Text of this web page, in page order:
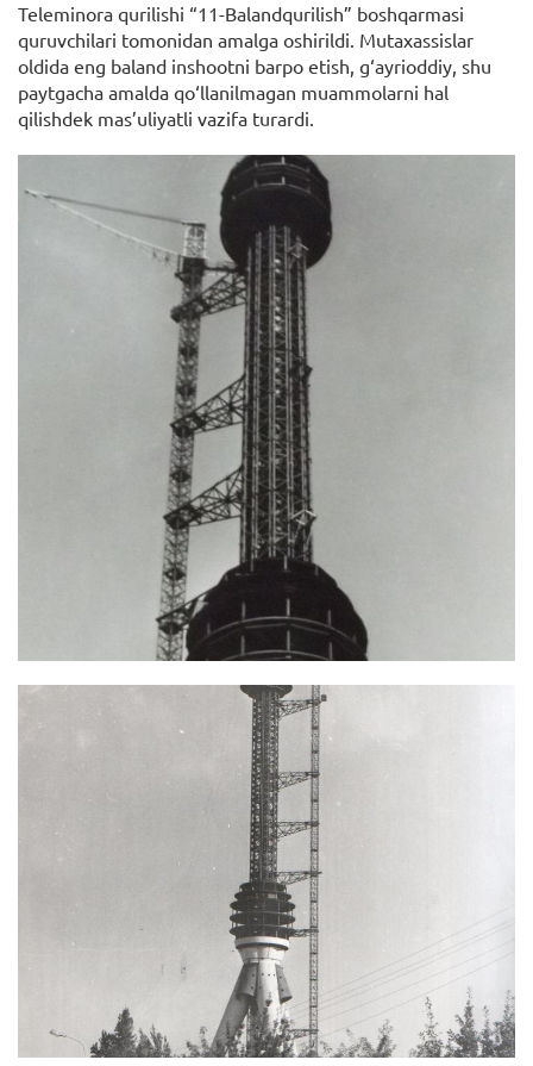
Teleminora qurilishi “11-Balandqurilish” boshqarmasi
quruvchilari tomonidan amalga oshirildi. Mutaxassislar
oldida eng baland inshootni barpo etish, g‘ayrioddiy, shu
paytgacha amalda qo‘llanilmagan muammolarni hal
qilishdek mas’uliyatli vazifa turardi.